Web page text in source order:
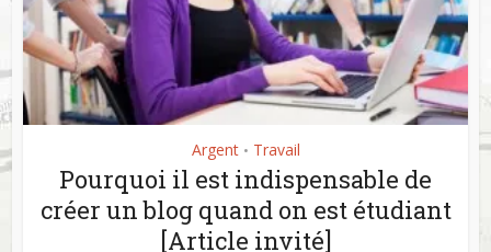
Argent • Travail
Pourquoi il est indispensable de
créer un blog quand on est étudiant
[Article invité]